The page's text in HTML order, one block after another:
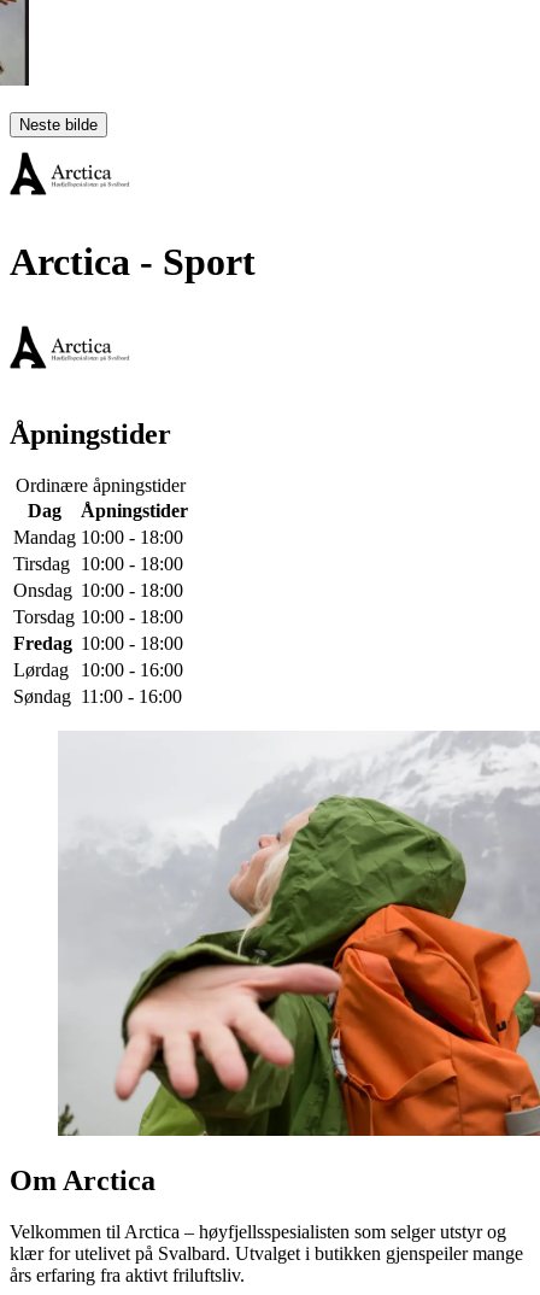
Neste bilde
Arctica - Sport
Åpningstider
Ordinære åpningstider
Dag
Åpningstider
Mandag 10:00 - 18:00
Tirsdag 10:00 - 18:00
Onsdag 10:00 - 18:00
Torsdag 10:00 - 18:00
Fredag 10:00 - 18:00
Lørdag
10:00 - 16:00
Søndag 11:00 - 16:00
Om Arctica
Velkommen til Arctica – høyfjellsspesialisten som selger utstyr og
klær for utelivet på Svalbard. Utvalget i butikken gjenspeiler mange
års erfaring fra aktivt friluftsliv.